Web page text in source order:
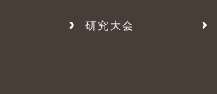
研究大会